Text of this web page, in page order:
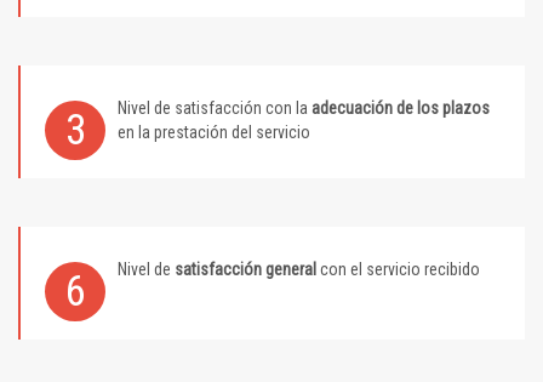
3 Nivel de satisfacción con la adecuación de los plazos
en la prestación del servicio
6 Nivel de satisfacción general con el servicio recibido